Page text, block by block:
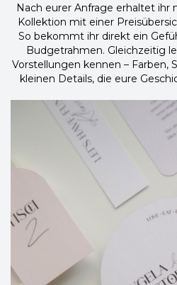
Nach eurer Anfrage erhaltet ihr
Kollektion mit einer
So bekommt ihr direkt ein
Budgetrahmen. Gleichzeitig
Vorstellungen kennen – Farben,
kleinen Details, die eure